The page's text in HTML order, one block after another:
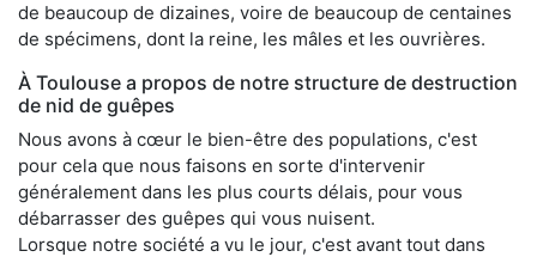
de beaucoup de dizaines, voire de beaucoup de centaines
de spécimens, dont la reine, les mâles et les ouvrières.
À Toulouse a propos de notre structure de destruction
de nid de guêpes
Nous avons à cœur le bien-être des populations, c'est
pour cela que nous faisons en sorte d'intervenir
généralement dans les plus courts délais, pour vous
débarrasser des guêpes qui vous nuisent.
Lorsque notre société a vu le jour, c'est avant tout dans